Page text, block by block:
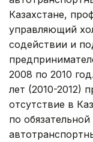
Казахстане,
управляющий
содействии и
2008 по 2010
лет (2010-2012)
отсутствие в
по